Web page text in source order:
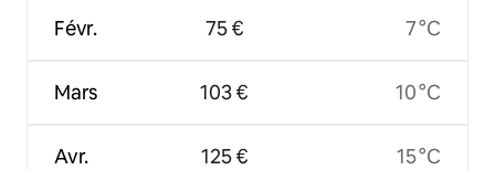
Févr.
Mars
Avr.
75 €
103 €
125 €
7 °C
10 °C
15 °C